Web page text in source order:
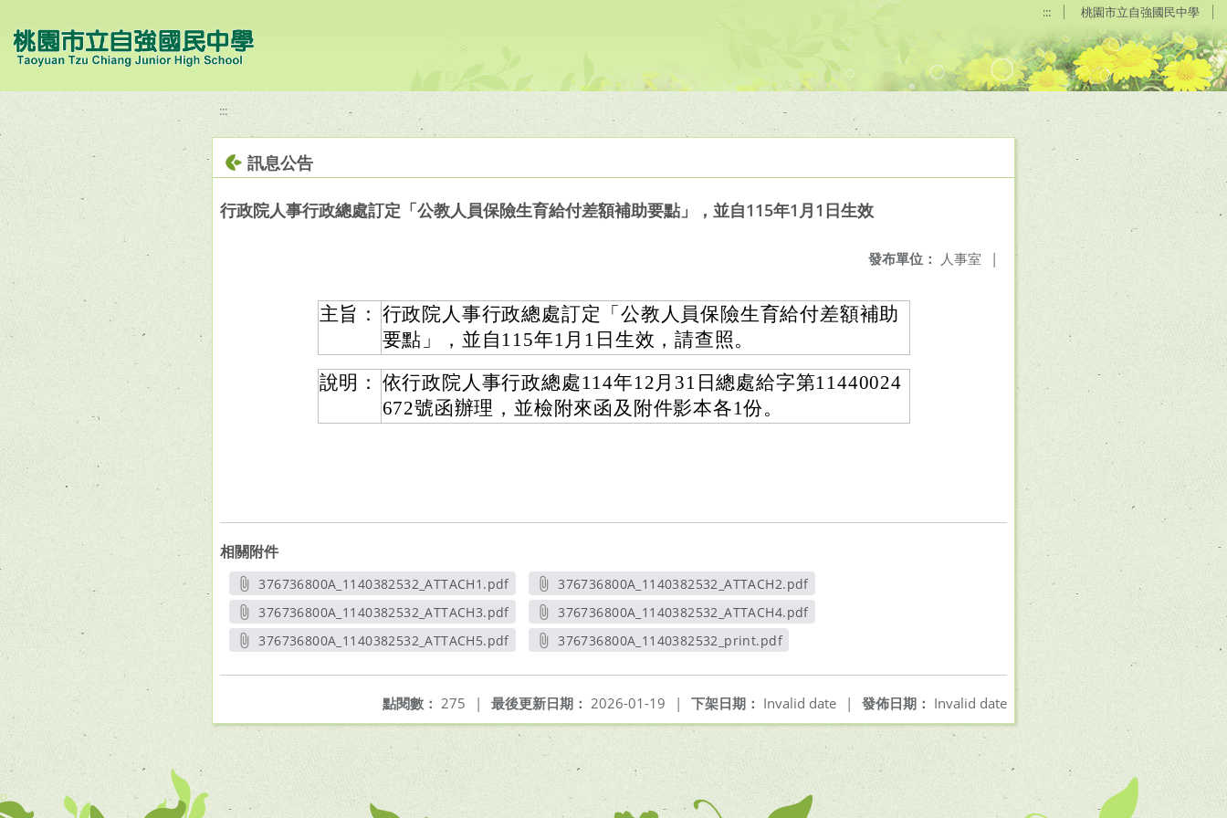
::: 桃園市立自強國民中學
:::
訊息公告
行政院人事行政總處訂定「公教人員保險生育給付差額補助要點」，並自115年1月1日生效
發布單位： 人事室 |
主旨： 行政院人事行政總處訂定「公教人員保險生育給付差額補助
要點」，並自115年1月1日生效，請查照。
說明： 依行政院人事行政總處114年12月31日總處給字第11440024
672號函辦理，並檢附來函及附件影本各1份。
相關附件
376736800A_1140382532_ATTACH1.pdf
另開新視窗
376736800A_1140382532_ATTACH2.pdf
另開新視窗
376736800A_1140382532_ATTACH3.pdf
另開新視窗
376736800A_1140382532_ATTACH4.pdf
另開新視窗
376736800A_1140382532_ATTACH5.pdf
376736800A_1140382532_print.pdf
發佈日期： Invalid date
下架日期： Invalid date |
最後更新日期： 2026-01-19 |
點閱數： 275 |